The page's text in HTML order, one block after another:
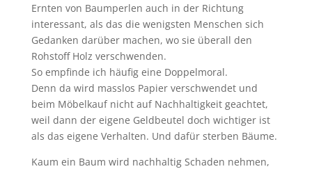
Ernten von Baumperlen auch in der Richtung
interessant, als das die wenigsten Menschen sich
Gedanken darüber machen, wo sie überall den
Rohstoff Holz verschwenden.
So empfinde ich häufig eine Doppelmoral.
Denn da wird masslos Papier verschwendet und
beim Möbelkauf nicht auf Nachhaltigkeit geachtet,
weil dann der eigene Geldbeutel doch wichtiger ist
als das eigene Verhalten. Und dafür sterben Bäume.
Kaum ein Baum wird nachhaltig Schaden nehmen,